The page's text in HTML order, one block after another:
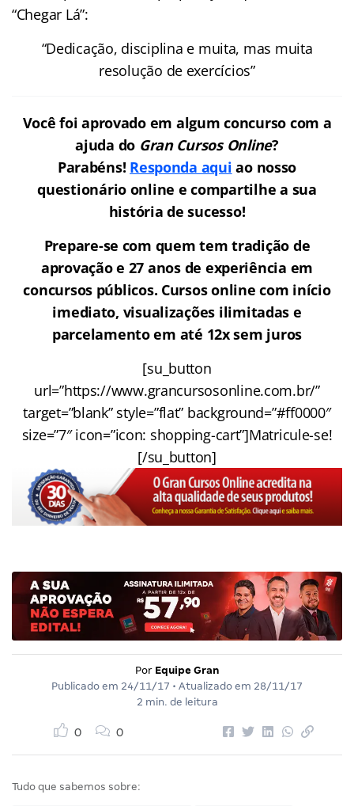
“Chegar Lá”:
“Dedicação, disciplina e muita, mas muita
resolução de exercícios”
Você foi aprovado em algum concurso com a
ajuda do Gran Cursos Online?
Parabéns! Responda aqui ao nosso
questionário online e compartilhe a sua
história de sucesso!
Prepare-se com quem tem tradição de
aprovação e 27 anos de experiência em
concursos públicos. Cursos online com início
imediato, visualizações ilimitadas e
parcelamento em até 12x sem juros
[su_button
url=”https://www.grancursosonline.com.br/”
target=”blank” style=”flat” background=”#ff0000″
size=”7″ icon=”icon: shopping-cart”]Matricule-se!
[/su_button]
Por Equipe Gran
Publicado em 24/11/17 • Atualizado em 28/11/17
2 min. de leitura
0 0
Tudo que sabemos sobre: